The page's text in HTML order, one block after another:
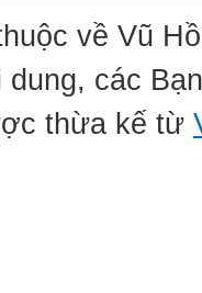
về Vũ
dung, các
thừa kế từ